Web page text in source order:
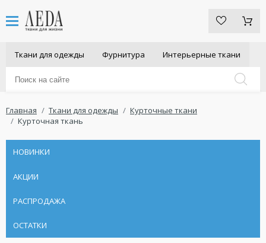
Ткани для одежды Фурнитура Интерьерные ткани
Главная Ткани для одежды
Курточные ткани
Курточная ткань
НОВИНКИ
АКЦИИ
РАСПРОДАЖА
ОСТАТКИ